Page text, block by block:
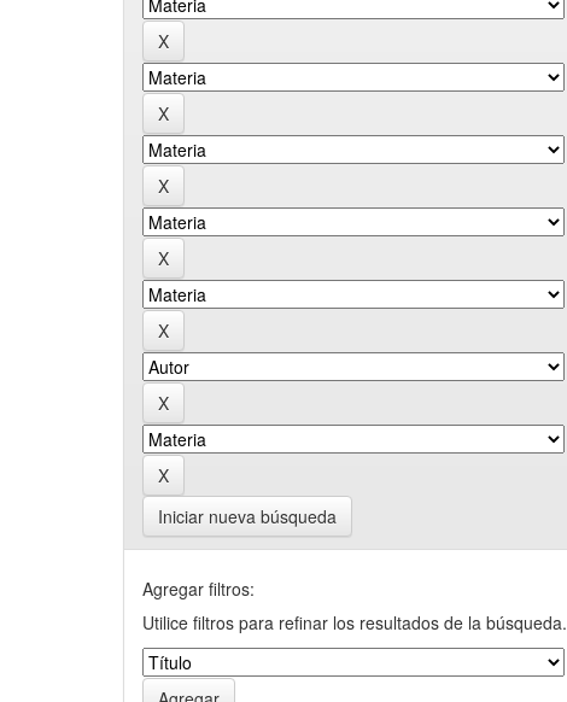
Iniciar nueva búsqueda
Agregar filtros:
Utilice filtros para refinar los resultados de la búsqueda.